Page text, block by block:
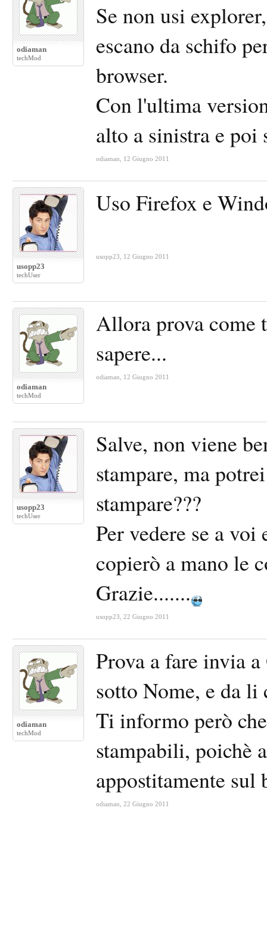
odiaman
techMod
Se non usi
escano da schifo
browser.
Con l'ultima
alto a sinistra e poi
odiaman 12 Giugno 2011
usopp23
techUser
Uso Firefox e
usopp23 12 Giugno 2011
odiaman
techMod
Allora prova come
sapere...
odiaman 12 Giugno 2011
usopp23
techUser
Salve, non viene
stampare, ma
stampare???
Per vedere se a
copierò a mano le
Grazie.......
usopp23 22 Giugno 2011
odiaman
techMod
Prova a fare invia
sotto Nome, e da li
Ti informo però
stampabili, poichè
appostitamente
odiaman 22 Giugno 2011